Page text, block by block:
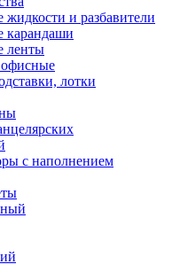
и разбавители
карандаши
ленты
лотки
с наполнением